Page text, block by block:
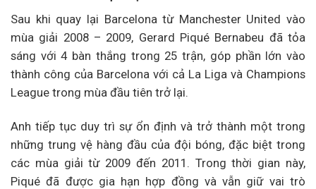
Sau khi quay lại Barcelona từ Manchester United vào
mùa giải 2008 – 2009, Gerard Piqué Bernabeu đã tỏa
sáng với 4 bàn thắng trong 25 trận, góp phần lớn vào
thành công của Barcelona với cả La Liga và Champions
League trong mùa đầu tiên trở lại.
Anh tiếp tục duy trì sự ổn định và trở thành một trong
những trung vệ hàng đầu của đội bóng, đặc biệt trong
các mùa giải từ 2009 đến 2011. Trong thời gian này,
Piqué đã được gia hạn hợp đồng và vẫn giữ vai trò